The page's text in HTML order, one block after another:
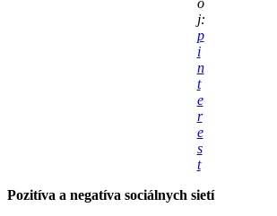
j:
p
i
n
t
e
r
e
s
t
Pozitíva a negatíva sociálnych sietí